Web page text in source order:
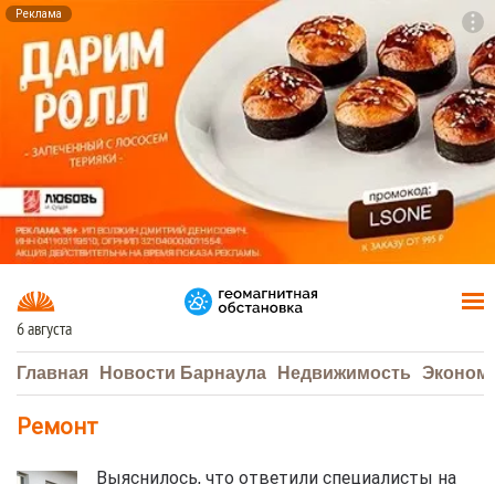
Реклама
6 августа
Главная Новости Барнаула Недвижимость
Ремонт
Выяснилось, что ответили специалисты на